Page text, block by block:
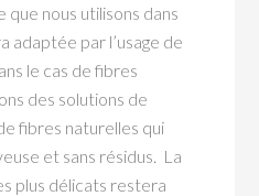
nous utilisons dans
adaptée par l’usage de
le cas de fibres
des solutions de
fibres naturelles qui
et sans résidus. La
plus délicats restera